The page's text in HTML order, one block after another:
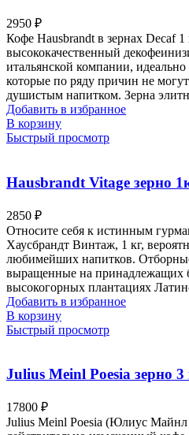
2950 ₽
Кофе Hausbrandt в зернах Decaf 1
высококачественный
итальянской компании,
которые по ряду причин не
душистым напитком. Зерна
Добавить в избранное
В корзину
Быстрый просмотр
Hausbrandt Vitage зерно
2850 ₽
Относите себя к истинным
Хаусбрандт Винтаж, 1 кг,
любимейших напитков.
выращенные на принадлежащих
высокогорных плантациях
Добавить в избранное
В корзину
Быстрый просмотр
Julius Meinl Poesia зерно 3
17800 ₽
Julius Meinl Poesia (Юлиус Майнл